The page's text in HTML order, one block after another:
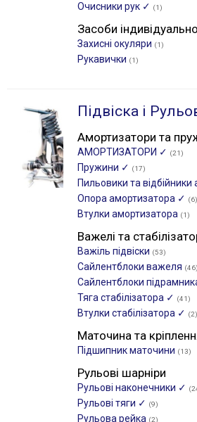
Очисники рук ✓ (1)
Засоби
Захисні окуляри (1)
Рукавички (1)
Підвіска і
Амортизатори та
АМОРТИЗАТОРИ ✓ (21)
Пружини ✓ (17)
Пильовики та відбійники
Опора амортизатора ✓ (6)
Втулки амортизатора (1)
Важелі та
Важіль підвіски (53)
Сайлентблоки важеля (46)
Сайлентблоки
Тяга стабілізатора ✓ (41)
Втулки стабілізатора ✓ (2)
Маточина та
Підшипник маточини (13)
Рульові шарніри
Рульові наконечники ✓
Рульові тяги ✓ (9)
Рульова рейка (2)